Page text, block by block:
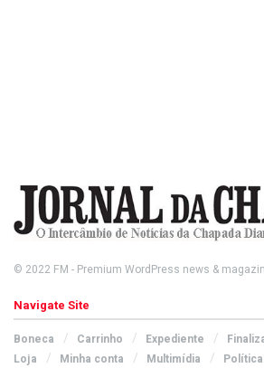
© 2022 FM - Premium WordPress news &
Navigate Site
Boneca Carrinho Expediente
Loja
Minha conta Multimídia